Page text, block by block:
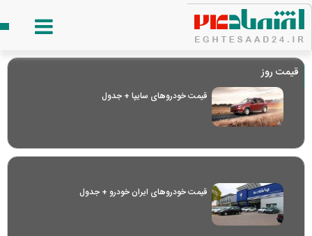
قیمت روز
قیمت خودرو‌های سایپا + جدول
قیمت خودرو‌های ایران خودرو + جدول